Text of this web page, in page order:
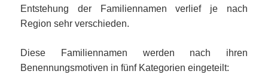
Entstehung der Familiennamen verlief je nach
Region sehr verschieden.
Diese Familiennamen werden nach ihren
Benennungsmotiven in fünf Kategorien eingeteilt: